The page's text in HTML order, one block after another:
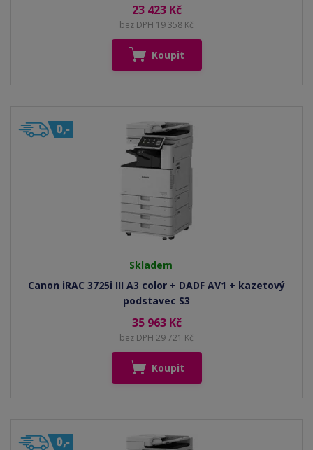
23 423 Kč
bez DPH 19 358 Kč
Koupit
Skladem
Canon iRAC 3725i III A3 color + DADF AV1 + kazetový
podstavec S3
35 963 Kč
bez DPH 29 721 Kč
Koupit